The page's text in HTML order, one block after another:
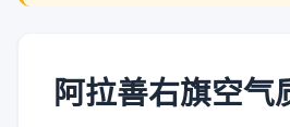
阿拉善右旗空